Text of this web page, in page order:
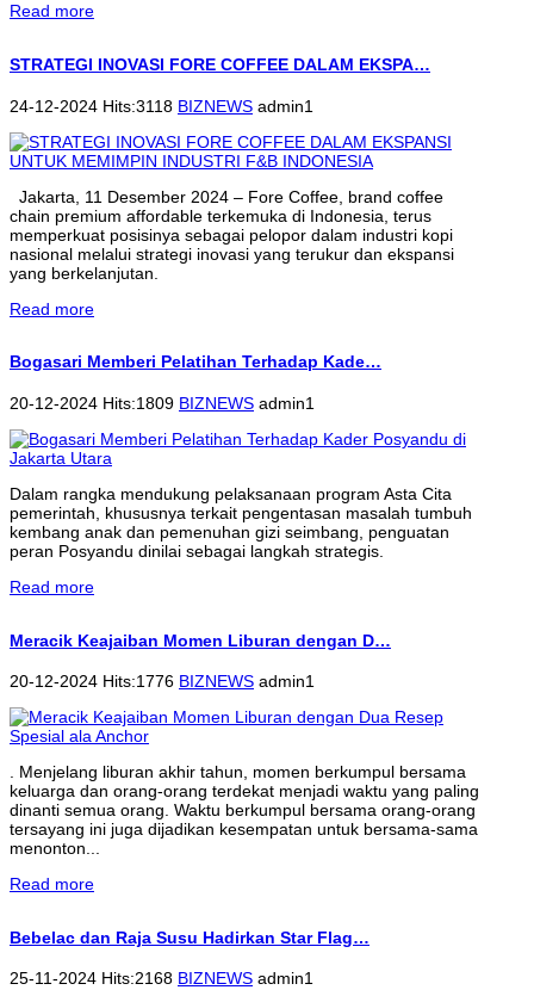
Read more
STRATEGI INOVASI FORE COFFEE DALAM EKSPA…
24-12-2024 Hits:3118 BIZNEWS admin1
Jakarta, 11 Desember 2024 – Fore Coffee, brand coffee
chain premium affordable terkemuka di Indonesia, terus
memperkuat posisinya sebagai pelopor dalam industri kopi
nasional melalui strategi inovasi yang terukur dan ekspansi
yang berkelanjutan.
Read more
Bogasari Memberi Pelatihan Terhadap Kade…
20-12-2024 Hits:1809 BIZNEWS admin1
Dalam rangka mendukung pelaksanaan program Asta Cita
pemerintah, khususnya terkait pengentasan masalah tumbuh
kembang anak dan pemenuhan gizi seimbang, penguatan
peran Posyandu dinilai sebagai langkah strategis.
Read more
Meracik Keajaiban Momen Liburan dengan D…
20-12-2024 Hits:1776 BIZNEWS admin1
. Menjelang liburan akhir tahun, momen berkumpul bersama
keluarga dan orang-orang terdekat menjadi waktu yang paling
dinanti semua orang. Waktu berkumpul bersama orang-orang
tersayang ini juga dijadikan kesempatan untuk bersama-sama
menonton...
Read more
Bebelac dan Raja Susu Hadirkan Star Flag…
25-11-2024 Hits:2168 BIZNEWS admin1